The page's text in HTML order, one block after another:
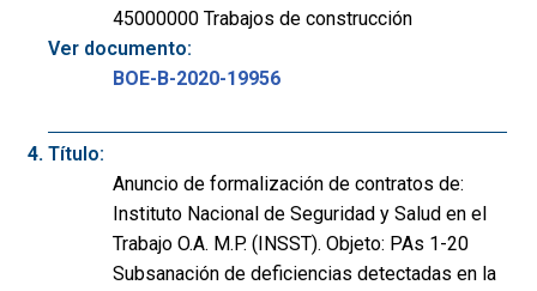
45000000 Trabajos de construcción
Ver documento:
BOE-B-2020-19956
Título:
Anuncio de formalización de contratos de:
Instituto Nacional de Seguridad y Salud en el
Trabajo O.A. M.P. (INSST). Objeto: PAs 1-20
Subsanación de deficiencias detectadas en la